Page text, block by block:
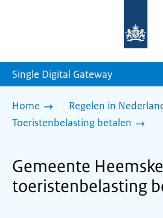
homepage
Single Digital Gateway
Home
Regelen in
Toeristenbelasting betalen
Gemeente
toeristenbelasting